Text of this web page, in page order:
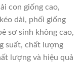
con giống cao,
dài, phối giống
sơ sinh không cao,
suất, chất lượng
lượng và hiệu quả